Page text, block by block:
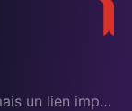
Ne perdez plus jamais un lien important avec Documents